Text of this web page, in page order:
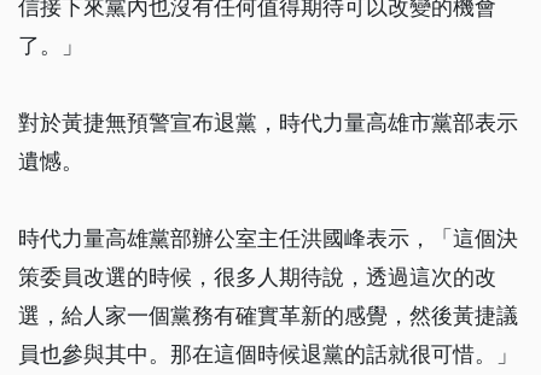
信接下來黨內也沒有任何值得期待可以改變的機會
了。」
對於黃捷無預警宣布退黨，時代力量高雄市黨部表示
遺憾。
時代力量高雄黨部辦公室主任洪國峰表示，「這個決
策委員改選的時候，很多人期待說，透過這次的改
選，給人家一個黨務有確實革新的感覺，然後黃捷議
員也參與其中。那在這個時候退黨的話就很可惜。」